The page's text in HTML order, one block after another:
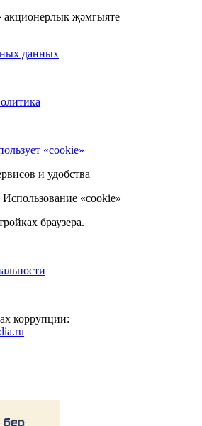
җәмгыяте
данных
«cookie»
и удобства
Использование «cookie»
браузера.
коррупции: